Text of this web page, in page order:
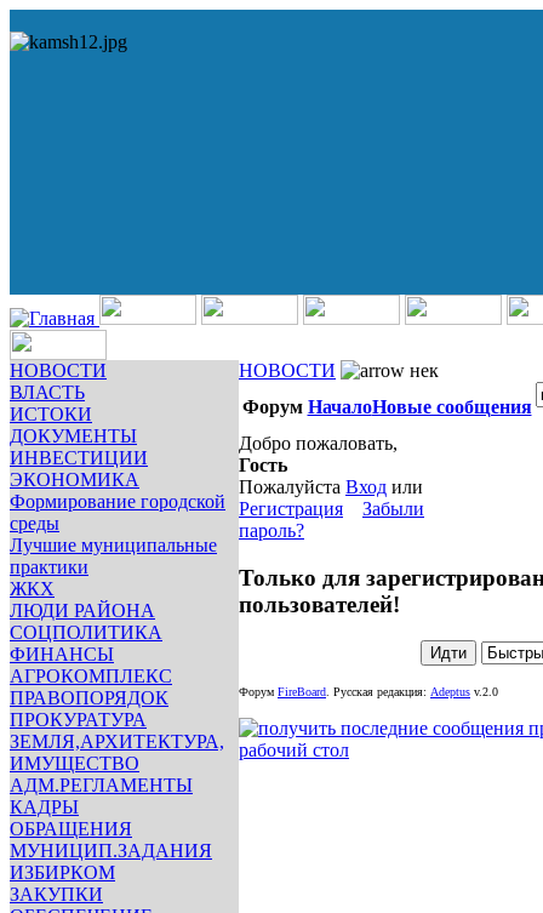
НОВОСТИ
ВЛАСТЬ
ИСТОКИ
ДОКУМЕНТЫ
ИНВЕСТИЦИИ
ЭКОНОМИКА
Формирование городской
среды
Лучшие муниципальные
практики
ЖКХ
ЛЮДИ РАЙОНА
СОЦПОЛИТИКА
ФИНАНСЫ
АГРОКОМПЛЕКС
ПРАВОПОРЯДОК
ПРОКУРАТУРА
ЗЕМЛЯ,АРХИТЕКТУРА,
ИМУЩЕСТВО
АДМ.РЕГЛАМЕНТЫ
КАДРЫ
ОБРАЩЕНИЯ
МУНИЦИП.ЗАДАНИЯ
ИЗБИРКОМ
ЗАКУПКИ
НОВОСТИ
нек
Форум НачалоНовые сообщения
Добро пожаловать,
Гость
Пожалуйста Вход или
Регистрация
Забыли
пароль?
Только для
пользователей!
Форум FireBoard. Русская редакция: Adeptus v.2.0